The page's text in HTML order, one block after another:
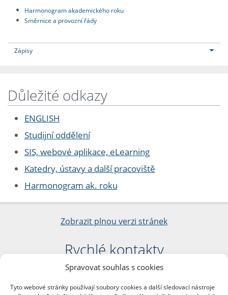
Spravovat souhlas s cookies
Tyto webové stránky používají soubory cookies a další sledovací nástroje
Harmonogram akademického roku
Směrnice a provozní řády
Zápisy
Důležité odkazy
ENGLISH
Studijní oddělení
SIS, webové aplikace, eLearning
Katedry, ústavy a další pracoviště
Harmonogram ak. roku
Zobrazit plnou verzi stránek
Rychlé kontakty
Filozofická fakulta
nám. Jana Palacha 1/2